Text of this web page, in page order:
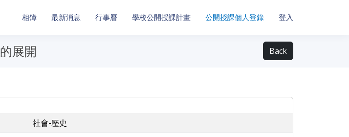
相簿 最新消息 行事曆 學校公開授課計畫 公開授課個人登錄 登入
展開 Back
社會-歷史